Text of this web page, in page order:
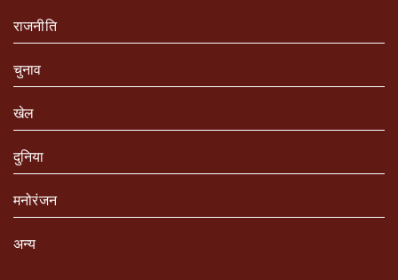
राजनीति
चुनाव
खेल
दुनिया
मनोरंजन
अन्य